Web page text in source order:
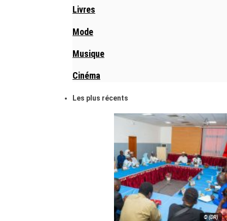
Livres
Mode
Musique
Cinéma
Les plus récents
© (DR)